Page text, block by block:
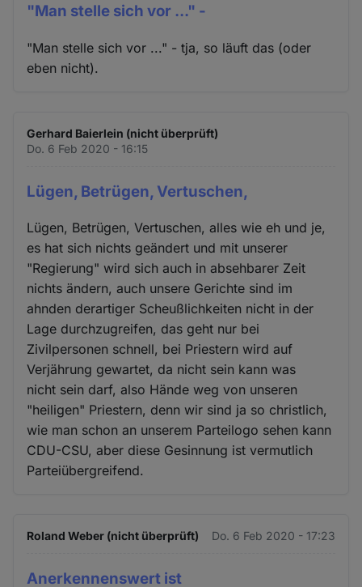
"Man stelle sich vor ..." -
"Man stelle sich vor ..." - tja, so läuft das (oder
eben nicht).
Gerhard Baierlein (nicht überprüft)
Do. 6 Feb 2020 - 16:15
Lügen, Betrügen, Vertuschen,
Lügen, Betrügen, Vertuschen, alles wie eh und je,
es hat sich nichts geändert und mit unserer
"Regierung" wird sich auch in absehbarer Zeit
nichts ändern, auch unsere Gerichte sind im
ahnden derartiger Scheußlichkeiten nicht in der
Lage durchzugreifen, das geht nur bei
Zivilpersonen schnell, bei Priestern wird auf
Verjährung gewartet, da nicht sein kann was
nicht sein darf, also Hände weg von unseren
"heiligen" Priestern, denn wir sind ja so christlich,
wie man schon an unserem Parteilogo sehen kann
CDU-CSU, aber diese Gesinnung ist vermutlich
Parteiübergreifend.
Roland Weber (nicht überprüft) Do. 6 Feb 2020 - 17:23
Anerkennenswert ist